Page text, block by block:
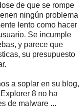
de que se rompe
ningún problema
lento como hacer
Se incumple
y parece que
su presupuesto
a soplar en su blog,
8 no ha
de malware ...